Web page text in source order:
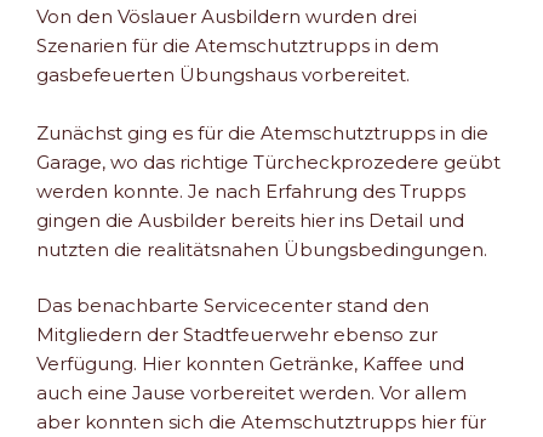
Von den Vöslauer Ausbildern wurden drei
Szenarien für die Atemschutztrupps in dem
gasbefeuerten Übungshaus vorbereitet.
Zunächst ging es für die Atemschutztrupps in die
Garage, wo das richtige Türcheckprozedere geübt
werden konnte. Je nach Erfahrung des Trupps
gingen die Ausbilder bereits hier ins Detail und
nutzten die realitätsnahen Übungsbedingungen.
Das benachbarte Servicecenter stand den
Mitgliedern der Stadtfeuerwehr ebenso zur
Verfügung. Hier konnten Getränke, Kaffee und
auch eine Jause vorbereitet werden. Vor allem
aber konnten sich die Atemschutztrupps hier für